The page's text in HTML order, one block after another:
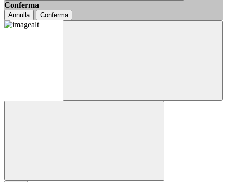
Conferma
Annulla Conferma